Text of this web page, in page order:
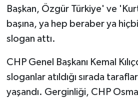
Başkan, Özgür Türkiye' ve
başına, ya hep beraber ya
slogan attı.
CHP Genel Başkanı Kemal
sloganlar atıldığı sırada
yaşandı. Gerginliği, CHP